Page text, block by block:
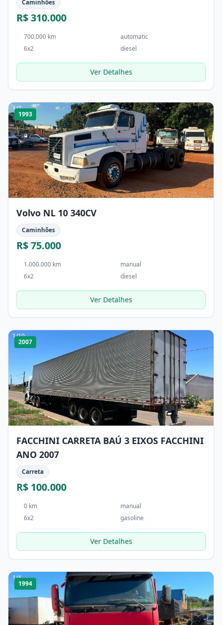
Caminhões
R$ 310.000
700.000 km
automatic
6x2
diesel
Ver Detalhes
1/7
1993
Volvo NL 10 340CV
Caminhões
R$ 75.000
1.000.000 km
manual
6x2
diesel
Ver Detalhes
1/10
2007
FACCHINI CARRETA BAÚ 3 EIXOS FACCHINI
ANO 2007
Carreta
R$ 100.000
0 km
manual
6x2
gasoline
Ver Detalhes
1/4
1994